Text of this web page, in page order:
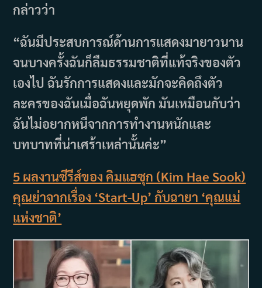
กล่าวว่า
“ฉันมีประสบการณ์ด้านการแสดงมายาวนาน
จนบางครั้งฉันก็ลืมธรรมชาติที่แท้จริงของตัว
เองไป ฉันรักการแสดงและมักจะคิดถึงตัว
ละครของฉันเมื่อฉันหยุดพัก มันเหมือนกับว่า
ฉันไม่อยากหนีจากการทำงานหนักและ
บทบาทที่น่าเศร้าเหล่านั้นค่ะ”
5 ผลงานซีรีส์ของ คิมแฮซุก (Kim Hae Sook)
คุณย่าจากเรื่อง ‘Start-Up’ กับฉายา ‘คุณแม่
แห่งชาติ’